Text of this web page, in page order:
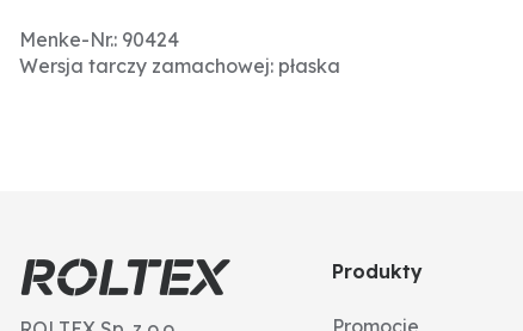
Menke-Nr.: 90424
Wersja tarczy zamachowej: płaska
Produkty
Promocje